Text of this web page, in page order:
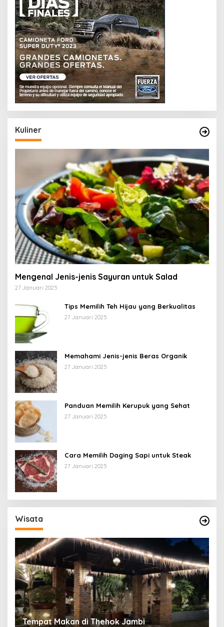
Kuliner
Mengenal Jenis-jenis Sayuran untuk Salad
27 Januari 2025
Tips Memilih Teh Hijau yang Berkualitas
27 Januari 2025
Memahami Jenis-jenis Beras Organik
27 Januari 2025
Panduan Memilih Kerupuk yang Sehat
27 Januari 2025
Cara Memilih Daging Sapi untuk Steak
27 Januari 2025
Wisata
Tempat Makan di Thehok Jambi